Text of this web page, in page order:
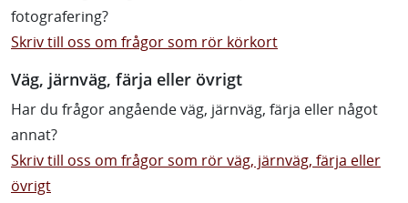
fotografering?
Skriv till oss om frågor som rör körkort
Väg, järnväg, färja eller övrigt
Har du frågor angående väg, järnväg, färja eller något
annat?
Skriv till oss om frågor som rör väg, järnväg, färja eller
övrigt